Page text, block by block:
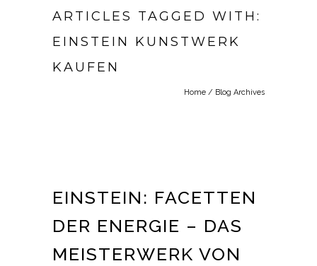
ARTICLES TAGGED WITH:
EINSTEIN KUNSTWERK
KAUFEN
Home / Blog Archives
EINSTEIN: FACETTEN
DER ENERGIE – DAS
MEISTERWERK VON